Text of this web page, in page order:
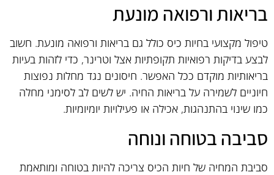
בריאות ורפואה מונעת
טיפול מקצועי בחיות כיס כולל גם בריאות ורפואה מונעת. חשוב
לבצע בדיקות רפואיות תקופתיות אצל וטרינר, כדי לזהות בעיות
בריאותיות מוקדם ככל האפשר. חיסונים נגד מחלות נפוצות
חיוניים לשמירה על בריאות החיה. יש לשים לב לסימני מחלה
כמו שינוי בהתנהגות, אכילה או פעילויות יומיומיות.
סביבה בטוחה ונוחה
סביבת המחיה של חיות הכיס צריכה להיות בטוחה ומותאמת